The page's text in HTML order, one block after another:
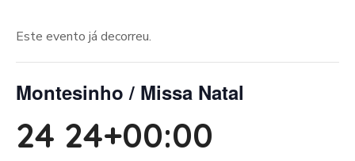
Este evento já decorreu.
Montesinho / Missa Natal
24 24+00:00